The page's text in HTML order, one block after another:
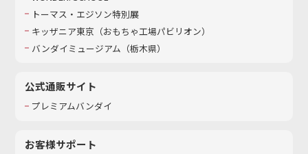
トーマス・エジソン特別展
キッザニア東京（おもちゃ工場パビリオン）​
バンダイミュージアム（栃木県）
公式通販サイト
プレミアムバンダイ
お客様サポート